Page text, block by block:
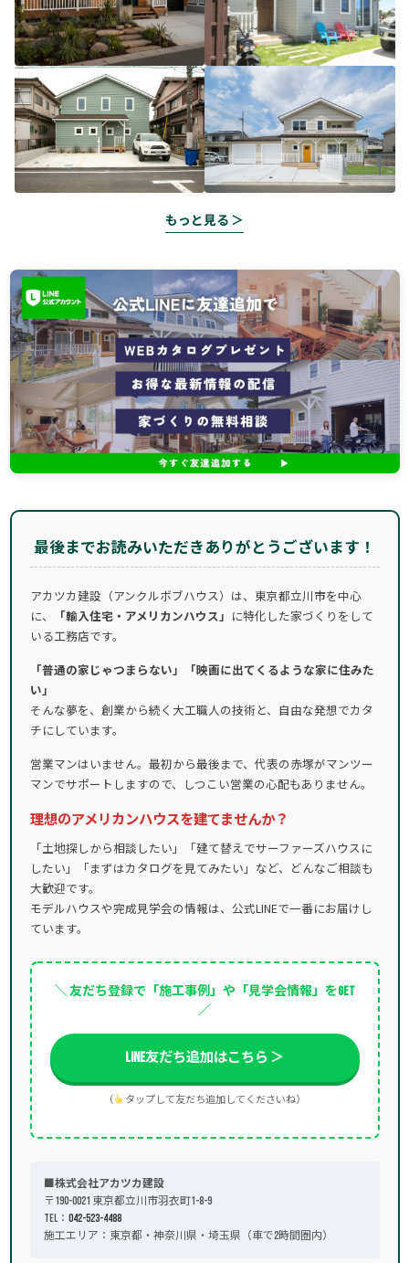
もっと見る ＞
最後までお読みいただきありがとうございます！
アカツカ建設（アンクルボブハウス）は、東京都立川市を中心
に、
「輸入住宅・アメリカンハウス」 に特化した家づくりをして
いる工務店です。
「普通の家じゃつまらない」「映画に出てくるような家に住みた
い」
そんな夢を、創業から続く大工職人の技術と、自由な発想でカタ
チにしています。
営業マンはいません。最初から最後まで、代表の赤塚がマンツー
マンでサポートしますので、しつこい営業の心配もありません。
理想のアメリカンハウスを建てませんか？
「土地探しから相談したい」「建て替えでサーファーズハウスに
したい」「まずはカタログを見てみたい」など、どんなご相談も
大歓迎です。
モデルハウスや完成見学会の情報は、公式LINEで一番にお届けし
ています。
＼ 友だち登録で「施工事例」や「見学会情報」をGET
／
LINE友だち追加はこちら ＞
（ タップして友だち追加してくださいね）
■株式会社アカツカ建設
〒190-0021 東京都立川市羽衣町1-8-9
TEL： 042-523-4488
施工エリア：東京都・神奈川県・埼玉県（車で2時間圏内）